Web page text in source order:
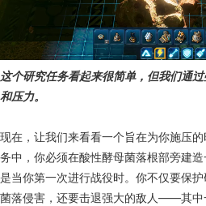
这个研究任务看起来很简单，但我们通
和压力。
现在，让我们来看看一个旨在为你施压
务中，你必须在酸性酵母菌落根部旁建
是当你第一次进行战役时。你不仅要保
菌落侵害，还要击退强大的敌人——其中